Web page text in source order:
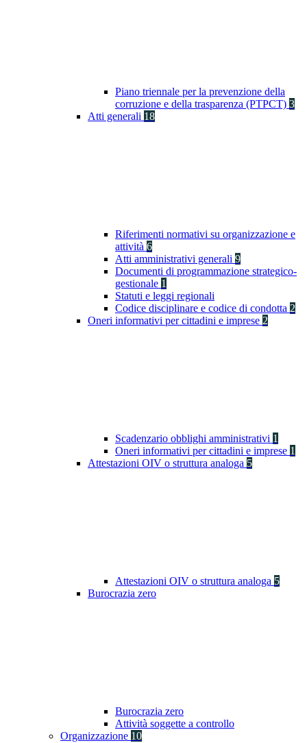
Piano triennale per la prevenzione della
corruzione e della trasparenza (PTPCT) 3
Atti generali 18
Riferimenti normativi su organizzazione e
attività 6
Atti amministrativi generali 9
Documenti di programmazione strategico-
gestionale 1
Statuti e leggi regionali
Codice disciplinare e codice di condotta 2
Oneri informativi per cittadini e imprese 2
Scadenzario obblighi amministrativi 1
Oneri informativi per cittadini e imprese 1
Attestazioni OIV o struttura analoga 5
Attestazioni OIV o struttura analoga 5
Burocrazia zero
Burocrazia zero
Attività soggette a controllo
Organizzazione 10